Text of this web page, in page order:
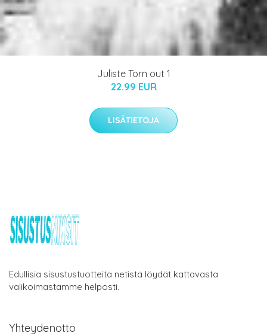
Juliste Torn out 1
22.99 EUR
LISÄTIETOJA
Edullisia sisustustuotteita netistä löydät kattavasta
valikoimastamme helposti.
Yhteydenotto